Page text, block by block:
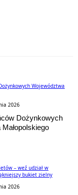
Województwa
2026
Dożynkowych
– weź udział w
bukiet zielny
2026